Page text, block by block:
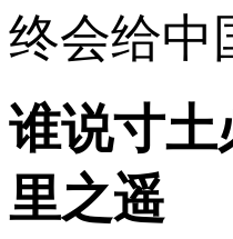
终会给中
谁说寸
里之遥